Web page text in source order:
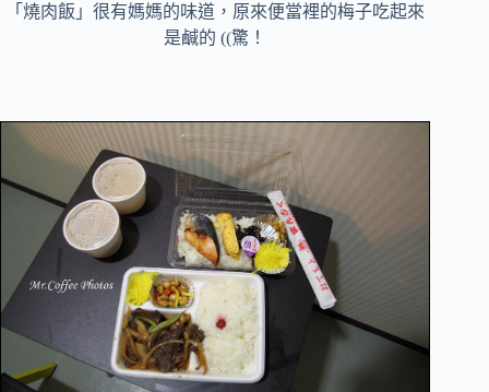
「燒肉飯」很有媽媽的味道，原來便當裡的梅子吃起來
是鹹的 ((驚！